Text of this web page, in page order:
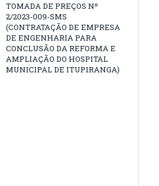
TOMADA DE PREÇOS Nº
2/2023-009-SMS
(CONTRATAÇÃO DE EMPRESA
DE ENGENHARIA PARA
CONCLUSÃO DA REFORMA E
AMPLIAÇÃO DO HOSPITAL
MUNICIPAL DE ITUPIRANGA)